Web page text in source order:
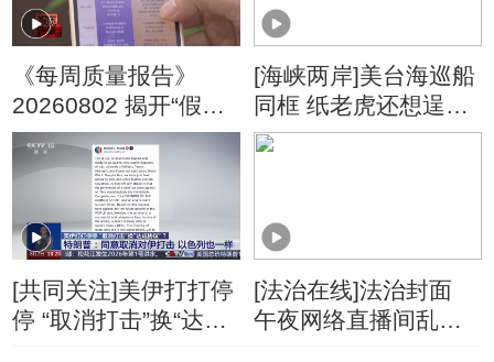
《每周质量报告》
20260802 揭开“假洋
牌”的真面目
[海峡两岸]美台海巡船
同框 纸老虎还想逞
威？
[共同关注]美伊打打停
停 “取消打击”换“达成
[法治在线]法治封面
午夜网络直播间乱象